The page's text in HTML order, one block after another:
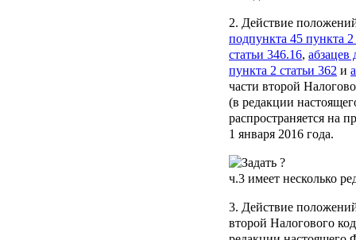
2. Действие
подпункта 45 пункта 2
статьи 346.16, абзацев
пункта 2 статьи 362 и
части второй
(в редакции
распространяется на
1 января 2016 года.
ч.3 имеет несколько
3. Действие
второй Налогового